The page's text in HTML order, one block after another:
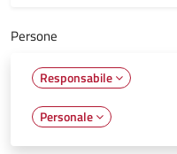
Persone
Responsabile
Personale